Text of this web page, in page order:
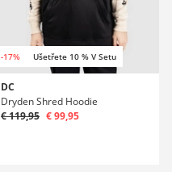
-17% Ušetřete 10 % V Setu
DC
Dryden Shred Hoodie
€ 119,95 € 99,95